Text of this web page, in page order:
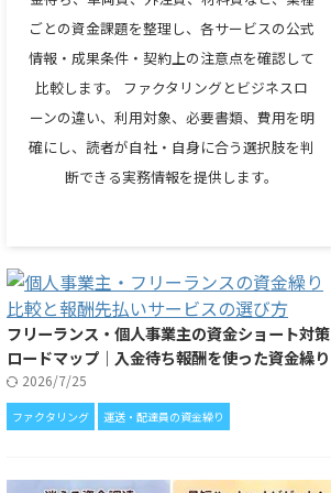
ごとの資金課題を整理し、各サービスの公式
情報・成果条件・契約上の注意点を確認して
比較します。 ファクタリングとビジネスロ
ーンの違い、利用対象、必要書類、費用を明
確にし、読者が自社・自身に合う選択肢を判
断できる実務情報を提供します。
フリーランス・個人事業主の資金ショート対策
ロードマップ｜入金待ち報酬を使った資金繰り
2026/7/25
ファクタリング 運送・配達員の資金繰り